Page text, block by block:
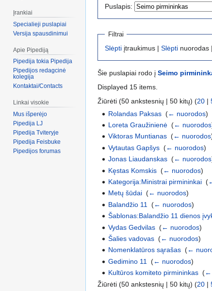
navigation
search
Puslapis:
Filtrai
Slėpti įtraukimus | Slėpti nuorodas |
Šie puslapiai rodo į Seimo
Displayed 15 items.
Žiūrėti (50 ankstesnių | 50 kitų) (20 |
Rolandas Paksas ‎(← nuorodos)
Loreta Graužinienė ‎(← nuorodos
Viktoras Muntianas ‎(← nuorodos
Vytautas Gapšys ‎(← nuorodos)
Jonas Liaudanskas ‎(← nuorodos
Kęstas Komskis ‎(← nuorodos)
Kategorija:Ministrai pirmininkai ‎(
Metų šūdai ‎(← nuorodos)
Balandžio 11
‎(← nuorodos)
Šablonas:Balandžio 11 dienos
Vydas Gedvilas ‎(← nuorodos)
Šalies vadovas ‎(← nuorodos)
Nomenklatūros sąrašas ‎(←
Gedimino 11
‎(← nuorodos)
Kultūros komiteto pirmininkas ‎(←
Žiūrėti (50 ankstesnių | 50 kitų) (20 |
Įrankiai
Specialieji puslapiai
Versija spausdinimui
Apie Pipediją
Pipedija tokia Pipedija
Pipedijos redagcinė
kolegija
Kontaktai/Contacts
Linkai visokie
Mus išperėjo
Pipedija LJ
Pipedija Tviteryje
Pipedija Feisbuke
Pipedijos forumas